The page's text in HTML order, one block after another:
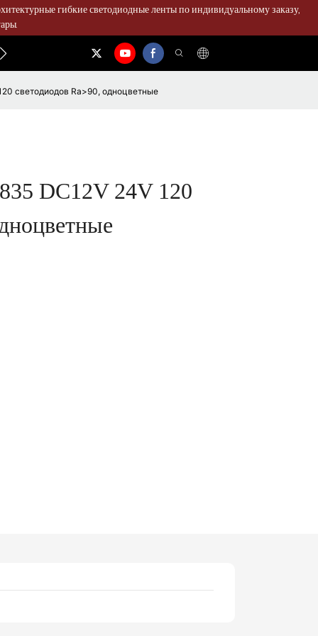
гибкие светодиодные ленты по индивидуальному заказу,
СВЯЖИТЕСЬ С НАМИ
светодиодов Ra>90, одноцветные
DC12V 24V 120